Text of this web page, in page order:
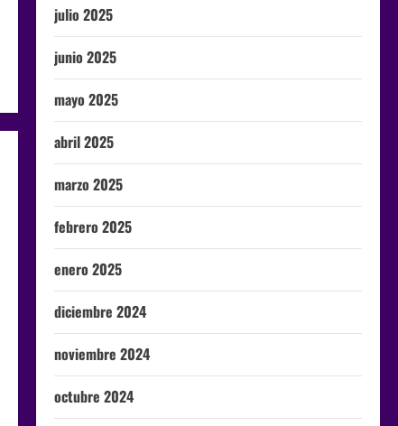
julio 2025
junio 2025
mayo 2025
abril 2025
marzo 2025
febrero 2025
enero 2025
diciembre 2024
noviembre 2024
octubre 2024